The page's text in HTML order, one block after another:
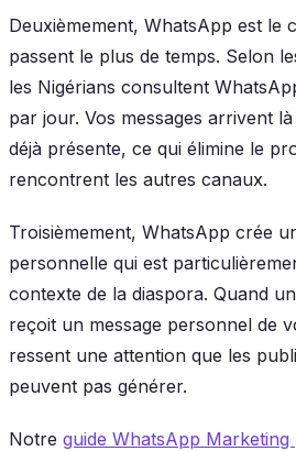
Deuxièmement, WhatsApp est le
passent le plus de temps. Selon
les Nigérians consultent
par jour. Vos messages arrivent
déjà présente, ce qui élimine le
rencontrent les autres canaux.
Troisièmement, WhatsApp crée
personnelle qui est
contexte de la diaspora. Quand
reçoit un message personnel de
ressent une attention que les
peuvent pas générer.
Notre guide WhatsApp Marketing